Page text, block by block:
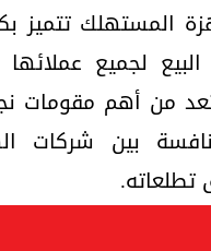
المستهلك
لجميع
من أهم مقومات
بين شركات
تطلعاته.